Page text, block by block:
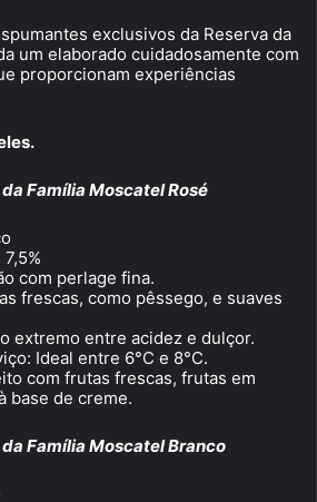
exclusivos da Reserva da
um elaborado cuidadosamente com
proporcionam experiências
Família Moscatel Rosé
com perlage fina.
frescas, como pêssego, e suaves
extremo entre acidez e dulçor.
Ideal entre 6°C e 8°C.
com frutas frescas, frutas em
base de creme.
Família Moscatel Branco